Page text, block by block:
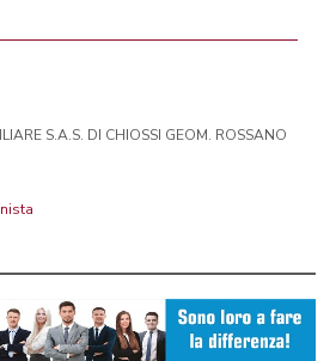
S.A.S. DI CHIOSSI GEOM. ROSSANO